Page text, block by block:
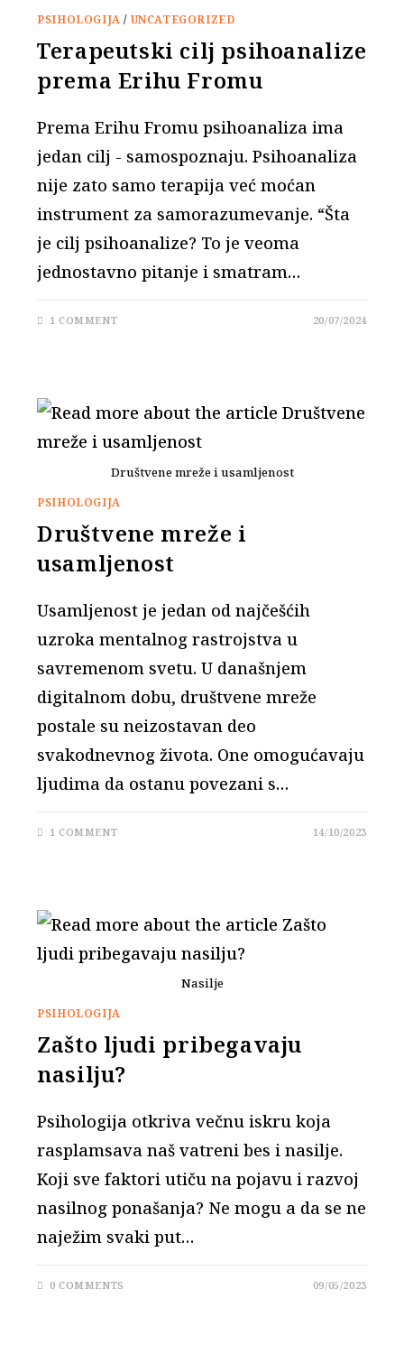
PSIHOLOGIJA / UNCATEGORIZED
Terapeutski cilj psihoanalize
prema Erihu Fromu
Prema Erihu Fromu psihoanaliza ima
jedan cilj - samospoznaju. Psihoanaliza
nije zato samo terapija već moćan
instrument za samorazumevanje. “Šta
je cilj psihoanalize? To je veoma
jednostavno pitanje i smatram…
1 COMMENT 20/07/2024
Društvene mreže i usamljenost
PSIHOLOGIJA
Društvene mreže i
usamljenost
Usamljenost je jedan od najčešćih
uzroka mentalnog rastrojstva u
savremenom svetu. U današnjem
digitalnom dobu, društvene mreže
postale su neizostavan deo
svakodnevnog života. One omogućavaju
ljudima da ostanu povezani s…
1 COMMENT 14/10/2023
Nasilje
PSIHOLOGIJA
Zašto ljudi pribegavaju
nasilju?
Psihologija otkriva večnu iskru koja
rasplamsava naš vatreni bes i nasilje.
Koji sve faktori utiču na pojavu i razvoj
nasilnog ponašanja? Ne mogu a da se ne
naježim svaki put…
0 COMMENTS 09/05/2023